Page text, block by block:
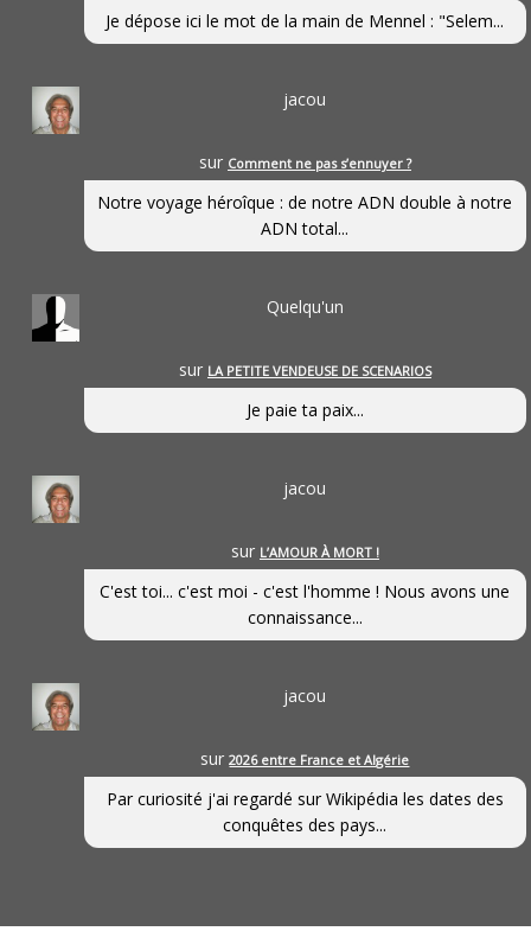
Je dépose ici le mot de la main de Mennel : "Selem...
jacou
sur Comment ne pas s’ennuyer ?
Notre voyage héroîque : de notre ADN double à notre
ADN total...
Quelqu'un
sur LA PETITE VENDEUSE DE SCENARIOS
Je paie ta paix...
jacou
sur L’AMOUR À MORT !
C'est toi... c'est moi - c'est l'homme ! Nous avons une
connaissance...
jacou
sur2026 entre France et Algérie
Par curiosité j'ai regardé sur Wikipédia les dates des
conquêtes des pays...